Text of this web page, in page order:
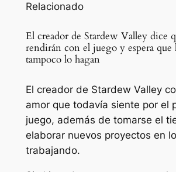
Relacionado
El creador de Stardew Valley dice
rendirán con el juego y espera que
tampoco lo hagan
El creador de Stardew Valley
amor que todavía siente por el
juego, además de tomarse el
elaborar nuevos proyectos en
trabajando.